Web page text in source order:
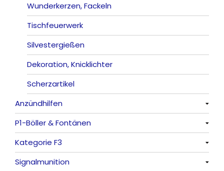
Wunderkerzen, Fackeln
Tischfeuerwerk
Silvestergießen
Dekoration, Knicklichter
Scherzartikel
Anzündhilfen
Alle anzeigen
P1-Böller & Fontänen
Alle anzeigen
Kategorie F3
Alle anzeigen
Signalmunition